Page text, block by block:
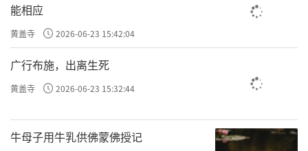
阿难尊者当机立断：「长者！你今天以什
么神足通去到佛前呢？你还要我先离开吗？但
今天我想要与你一同回到僧团。」于是他毫不
迟疑地带着毘罗先长者来到世尊面前，顶礼佛
足之后，禀白佛陀：「世尊！毘罗先长者希望
跟随您出家学道，唯愿如来允许他剃除须发，
能相应
黄盖寺 2026-06-23 15:42:04
广行布施，出离生死
黄盖寺 2026-06-23 15:32:44
牛母子用牛乳供佛蒙佛授记